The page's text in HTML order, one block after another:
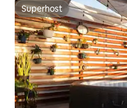
Superhost
Superhost